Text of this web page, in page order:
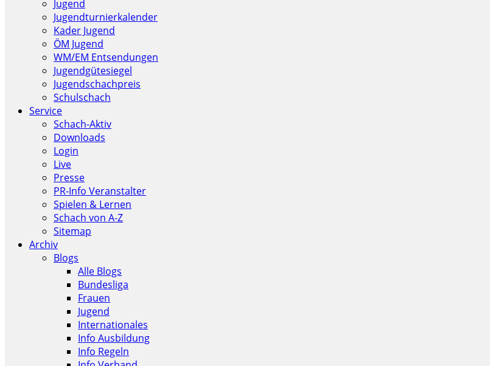
Jugend
Jugendturnierkalender
Kader Jugend
ÖM Jugend
WM/EM Entsendungen
Jugendgütesiegel
Jugendschachpreis
Schulschach
Service
Schach-Aktiv
Downloads
Login
Live
Presse
PR-Info Veranstalter
Spielen & Lernen
Schach von A-Z
Sitemap
Archiv
Blogs
Alle Blogs
Bundesliga
Frauen
Jugend
Internationales
Info Ausbildung
Info Regeln